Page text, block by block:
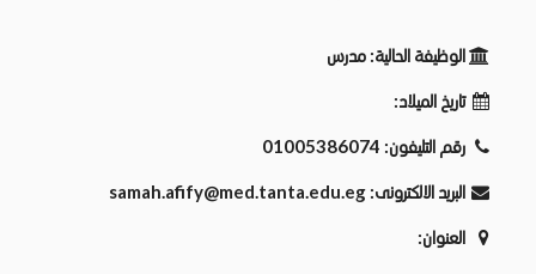
الوظيفة الحالية: مدرس
تاريخ الميلاد:
رقم التليفون: 01005386074
البريد الالكترونى: samah.afify@med.tanta.edu.eg
العنوان: